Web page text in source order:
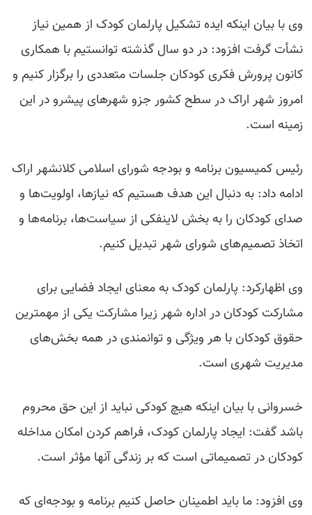
وی با بیان اینکه ایده تشکیل پارلمان کودک از همین نیاز
نشأت گرفت افزود: در دو سال گذشته توانستیم با همکاری
کانون پرورش فکری کودکان جلسات متعددی را برگزار کنیم و
امروز شهر اراک در سطح کشور جزو شهرهای پیشرو در این
زمینه است.
رئیس کمیسیون برنامه و بودجه شورای اسلامی کلانشهر اراک
ادامه داد: به دنبال این هدف هستیم که نیازها، اولویت‌ها و
صدای کودکان را به بخش لاینفکی از سیاست‌ها، برنامه‌ها و
اتخاذ تصمیم‌های شورای شهر تبدیل کنیم.
وی اظهارکرد: پارلمان کودک به معنای ایجاد فضایی برای
مشارکت کودکان در اداره شهر زیرا مشارکت یکی از مهمترین
حقوق کودکان با هر ویژگی و توانمندی در همه بخش‌های
مدیریت شهری است.
خسروانی با بیان اینکه هیچ کودکی نباید از این حق محروم
باشد گفت: ایجاد پارلمان کودک، فراهم کردن امکان مداخله
کودکان در تصمیماتی است که بر زندگی آنها مؤثر است.
وی افزود: ما باید اطمینان حاصل کنیم برنامه و بودجه‌ای که